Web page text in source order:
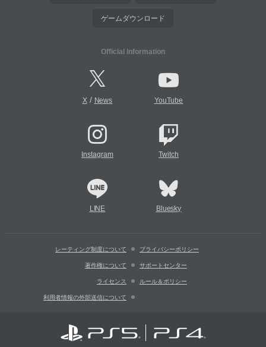
ゲームダウンロード
Official Information
X/ News YouTube
Instagram Twitch
LINE Bluesky
レーティング制度について プライバシーポリシー
著作権について サポートセンター
ライセンス ルール＆ポリシー
利用者情報の外部送信について